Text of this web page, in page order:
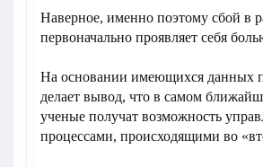
Наверное, именно поэтому сбой в
первоначально проявляет себя
На основании имеющихся данных
делает вывод, что в самом
ученые получат возможность
процессами, происходящими во